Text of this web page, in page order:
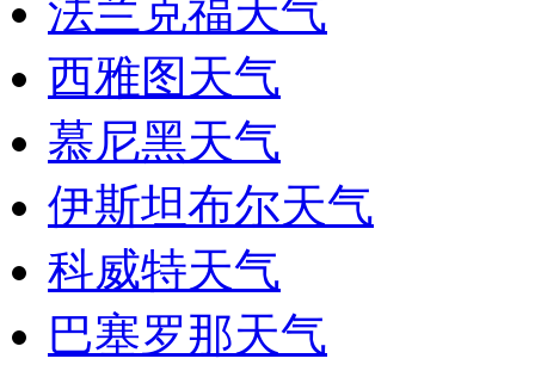
法兰克福天气
西雅图天气
慕尼黑天气
伊斯坦布尔天气
科威特天气
巴塞罗那天气